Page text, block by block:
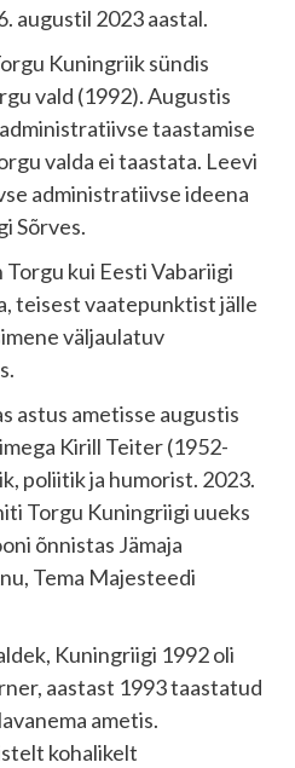
augustil 2023 aastal.
Kuningriik sündis
vald (1992). Augustis
taastamise
valda ei taastata. Leevi
administratiivse ideena
Sõrves.
kui Eesti Vabariigi
teisest vaatepunktist jälle
väljaulatuv
astus ametisse augustis
Kirill Teiter (1952-
poliitik ja humorist. 2023.
Torgu Kuningriigi uueks
õnnistas Jämaja
Tema Majesteedi
Kuningriigi 1992 oli
aastast 1993 taastatud
ametis.
kohalikelt